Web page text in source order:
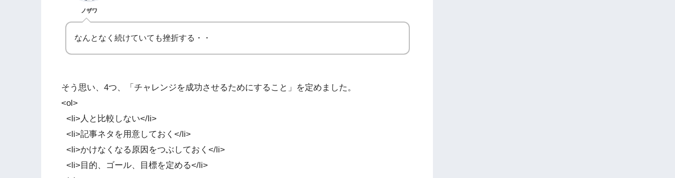
ノザワ
なんとなく続けていても挫折する・・
そう思い、4つ、「チャレンジを成功させるためにすること」を定めました。
<ol>
<li>人と比較しない</li>
<li>記事ネタを用意しておく</li>
<li>かけなくなる原因をつぶしておく</li>
<li>目的、ゴール、目標を定める</li>